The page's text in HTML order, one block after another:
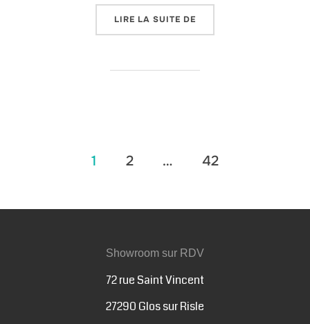
LIRE LA SUITE DE
Pagination
1 2 … 42
Showroom sur RDV
72 rue Saint Vincent
27290 Glos sur Risle